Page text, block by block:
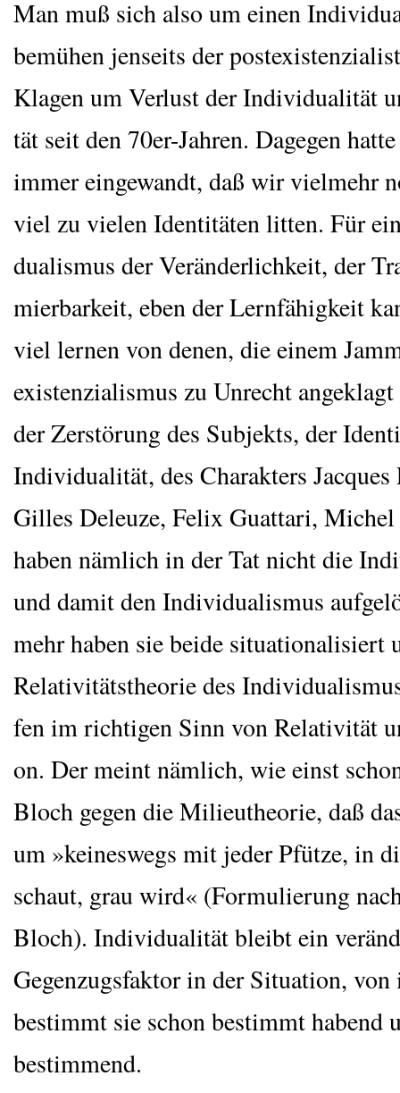
Man muß sich also um einen
bemü­hen jen­seits der
Kla­gen um Ver­lust der Indi­vi­dua­li­tät
tät seit den 70er-Jah­ren. Dage­gen
immer ein­ge­wandt, daß wir viel­mehr
viel zu vie­len Iden­ti­tä­ten lit­ten. Für
dua­lis­mus der Ver­än­der­lich­keit, der
mier­bar­keit, eben der Lern­fä­hig­keit
viel ler­nen von denen, die einem
exis­ten­zia­lis­mus zu Unrecht
der Zer­stö­rung des Sub­jekts, der
Indi­vi­dua­li­tät, des Cha­rak­ters Jac­ques
Gil­les Deleu­ze, Felix Guat­ta­ri,
haben näm­lich in der Tat nicht die
und damit den Indi­vi­dua­lis­mus
mehr haben sie bei­de situa­tio­na­li­siert
Rela­ti­vi­täts­theo­rie des
fen im rich­ti­gen Sinn von Rela­ti­vi­tät
on. Der meint näm­lich, wie einst
Bloch gegen die Milieu­theo­rie, daß
um »kei­nes­wegs mit jeder Pfüt­ze, in
schaut, grau wird« (For­mu­lie­rung
Bloch). Indi­vi­dua­li­tät bleibt ein
Gegen­zugs­fak­tor in der Situa­ti­on, von
bestimmt sie schon bestimmt habend
bestimmend.